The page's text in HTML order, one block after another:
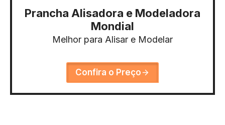
Prancha Alisadora e Modeladora
Mondial
Melhor para Alisar e Modelar
Confira o Preço